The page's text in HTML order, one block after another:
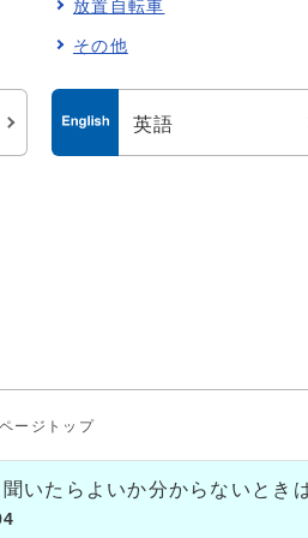
放置自転車
その他
英語
ページトップ
いたらよいか分からないとき